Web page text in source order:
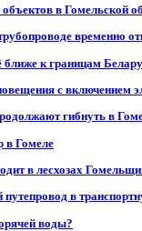
в Гомельской
временно
ближе к границам
с включением
гибнуть в
в Гомеле
в лесхозах
в
воды?